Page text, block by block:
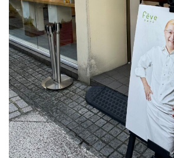
ん。
生
菓
子、
焼
き
菓
子